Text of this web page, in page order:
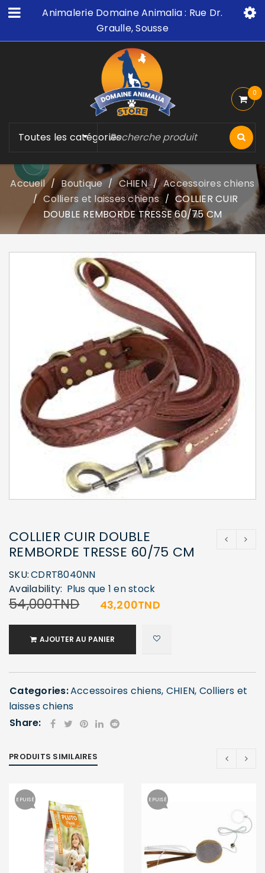
Animalerie Domaine Animalia : Rue Dr.
Graulle, Sousse
Toutes les catégories
0
Accueil / Boutique / CHIEN / Accessoires chiens
/ Colliers et laisses chiens / COLLIER CUIR
DOUBLE REMBORDE TRESSE 60/75 CM
COLLIER CUIR DOUBLE
REMBORDE TRESSE 60/75 CM
SKU:CDRT8040NN
Availability: Plus que 1 en stock
54,000TND 43,200TND
AJOUTER AU PANIER
Categories:Accessoires chiens, CHIEN, Colliers et
laisses chiens
Share:
PRODUITS SIMILAIRES
EPUISÉ EPUISÉ